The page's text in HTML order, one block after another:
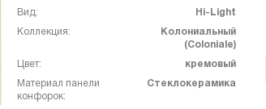
Вид:
Hi-Light
Коллекция:
Колониальный
(Coloniale)
Цвет:
кремовый
Материал панели
конфорок:
Стеклокерамика